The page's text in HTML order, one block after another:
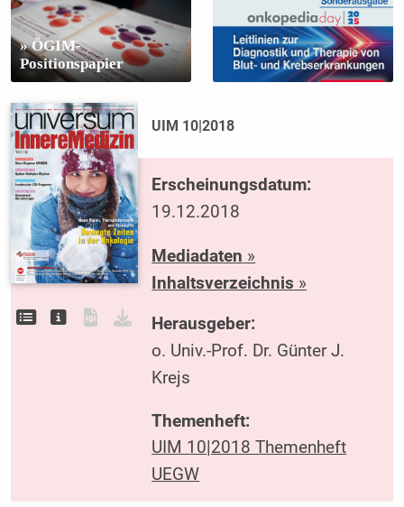
» ÖGIM-
Positionspapier
UIM 10|2018
Erscheinungsdatum:
19.12.2018
Mediadaten »
Inhaltsverzeichnis »
Herausgeber:
o. Univ.-Prof. Dr. Günter J.
Krejs
Themenheft:
UIM 10|2018 Themenheft
UEGW